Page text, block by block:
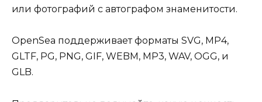
или фотографий с автографом знаменитости.
OpenSea поддерживает форматы SVG, MP4,
GLTF, PG, PNG, GIF, WEBM, MP3, WAV, OGG, и
GLB.